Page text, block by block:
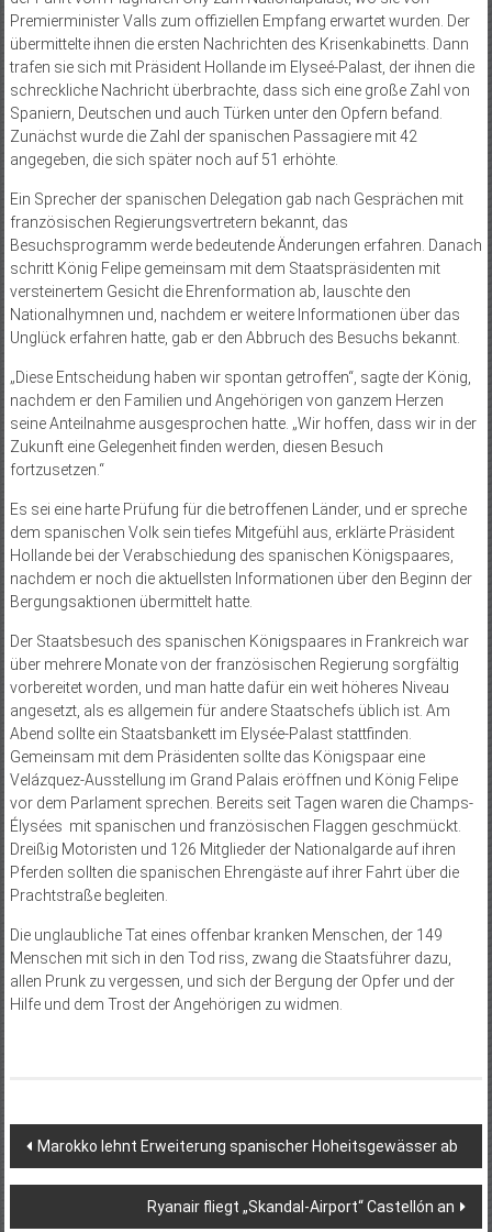
Premierminister Valls zum offiziellen Empfang erwartet wurden. Der
übermittelte ihnen die ersten Nachrichten des Krisenkabinetts. Dann
trafen sie sich mit Präsident Hollande im Elyseé-Palast, der ihnen die
schreckliche Nachricht überbrachte, dass sich eine große Zahl von
Spaniern, Deutschen und auch Türken unter den Opfern befand.
Zunächst wurde die Zahl der spanischen Passagiere mit 42
angegeben, die sich später noch auf 51 erhöhte.
Ein Sprecher der spanischen Delegation gab nach Gesprächen mit
französischen Regierungsvertretern bekannt, das
Besuchsprogramm werde bedeutende Änderungen erfahren. Danach
schritt König Felipe gemeinsam mit dem Staatspräsidenten mit
versteinertem Gesicht die Ehrenformation ab, lauschte den
Nationalhymnen und, nachdem er weitere Informationen über das
Unglück erfahren hatte, gab er den Abbruch des Besuchs bekannt.
„Diese Entscheidung haben wir spontan getroffen“, sagte der König,
nachdem er den Familien und Angehörigen von ganzem Herzen
seine Anteilnahme ausgesprochen hatte. „Wir hoffen, dass wir in der
Zukunft eine Gelegenheit finden werden, diesen Besuch
fortzusetzen.“
Es sei eine harte Prüfung für die betroffenen Länder, und er spreche
dem spanischen Volk sein tiefes Mitgefühl aus, erklärte Präsident
Hollande bei der Verabschiedung des spanischen Königspaares,
nachdem er noch die aktuellsten Informationen über den Beginn der
Bergungsaktionen übermittelt hatte.
Der Staatsbesuch des spanischen Königspaares in Frankreich war
über mehrere Monate von der französischen Regierung sorgfältig
vorbereitet worden, und man hatte dafür ein weit höheres Niveau
angesetzt, als es allgemein für andere Staatschefs üblich ist. Am
Abend sollte ein Staatsbankett im Elysée-Palast stattfinden.
Gemeinsam mit dem Präsidenten sollte das Königspaar eine
Velázquez-Ausstellung im Grand Palais eröffnen und König Felipe
vor dem Parlament sprechen. Bereits seit Tagen waren die Champs-
Élysées mit spanischen und französischen Flaggen geschmückt.
Dreißig Motoristen und 126 Mitglieder der Nationalgarde auf ihren
Pferden sollten die spanischen Ehrengäste auf ihrer Fahrt über die
Prachtstraße begleiten.
Die unglaubliche Tat eines offenbar kranken Menschen, der 149
Menschen mit sich in den Tod riss, zwang die Staatsführer dazu,
allen Prunk zu vergessen, und sich der Bergung der Opfer und der
Hilfe und dem Trost der Angehörigen zu widmen.
Beitragsnavigation
Marokko lehnt Erweiterung spanischer Hoheitsgewässer ab
Ryanair fliegt „Skandal-Airport“ Castellón an